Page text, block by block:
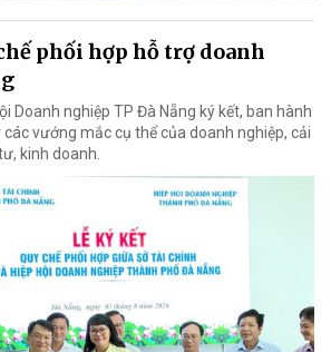
phối hợp hỗ trợ doanh
Doanh nghiệp TP Đà Nẵng ký kết, ban hành
vướng mắc cụ thể của doanh nghiệp, cải
kinh doanh.